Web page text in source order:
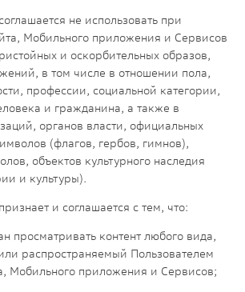
не использовать при
Мобильного приложения и Сервисов
и оскорбительных образов,
в том числе в отношении пола,
профессии, социальной категории,
и гражданина, а также в
органов власти, официальных
(флагов, гербов, гимнов),
объектов культурного наследия
и культуры).
и соглашается с тем, что:
просматривать контент любого вида,
распространяемый Пользователем
Мобильного приложения и Сервисов;